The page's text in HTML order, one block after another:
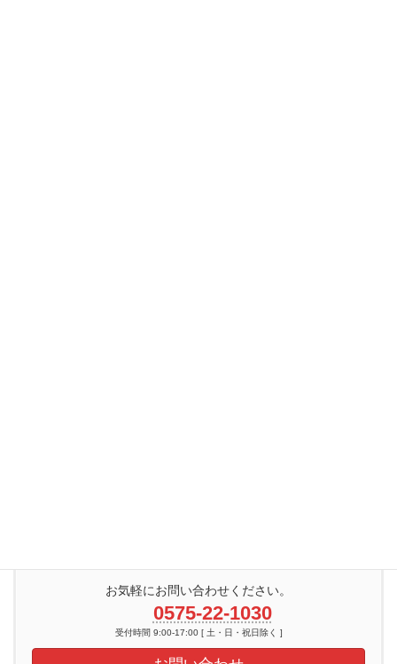
お気軽にお問い合わせください。
0575-22-1030
受付時間 9:00-17:00 [ 土・日・祝日除く ]